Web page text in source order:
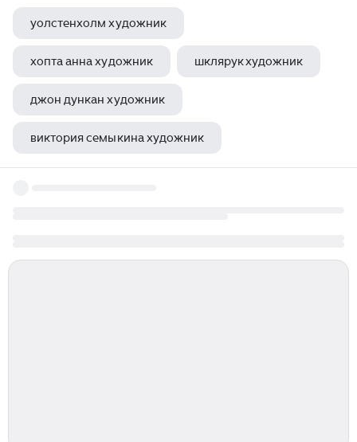
уолстенхолм художник
хопта анна художник шклярук художник
джон дункан художник
виктория семыкина художник